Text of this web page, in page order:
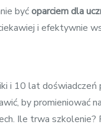
byćoparciem dla
i efektywnie
i 10 lat doświadczeń
by promieniować
Ile trwa szkolenie?